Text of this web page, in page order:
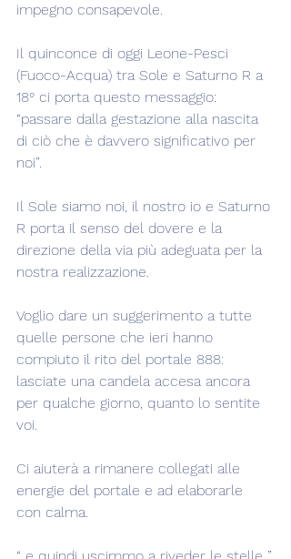
impegno consapevole.
Il quinconce di oggi Leone-Pesci
(Fuoco-Acqua) tra Sole e Saturno R a
18° ci porta questo messaggio:
“passare dalla gestazione alla nascita
di ciò che è davvero significativo per
noi”.
Il Sole siamo noi, il nostro io e Saturno
R porta il senso del dovere e la
direzione della via più adeguata per la
nostra realizzazione.
Voglio dare un suggerimento a tutte
quelle persone che ieri hanno
compiuto il rito del portale 888:
lasciate una candela accesa ancora
per qualche giorno, quanto lo sentite
voi.
Ci aiuterà a rimanere collegati alle
energie del portale e ad elaborarle
con calma.